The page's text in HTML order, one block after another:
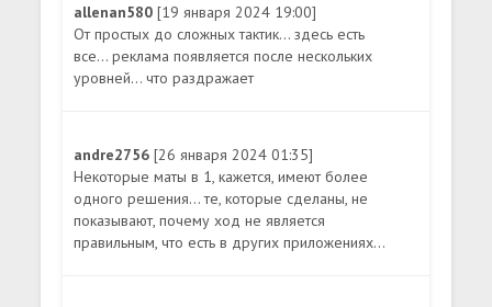
allenan580[19 января 2024 19:00]
От простых до сложных тактик... здесь есть
все... реклама появляется после нескольких
уровней... что раздражает
andre2756[26 января 2024 01:35]
Некоторые маты в 1, кажется, имеют более
одного решения... те, которые сделаны, не
показывают, почему ход не является
правильным, что есть в других приложениях...